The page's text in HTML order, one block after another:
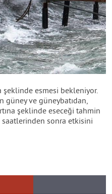
şeklinde esmesi bekleniyor.
güney ve güneybatıdan,
şeklinde eseceği tahmin
saatlerinden sonra etkisini